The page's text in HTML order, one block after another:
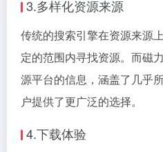
3.多样化资源来源
传统的搜索引擎在资源来源
定的范围内寻找资源。而磁
源平台的信息，涵盖了几乎
户提供了更广泛的选择。
4.下载体验